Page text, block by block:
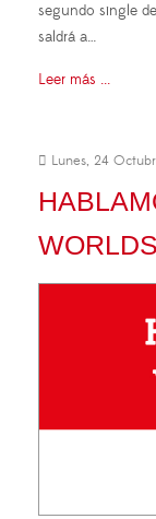
segundo single
saldrá a…
Leer más ...
Lunes, 24
WORLDS